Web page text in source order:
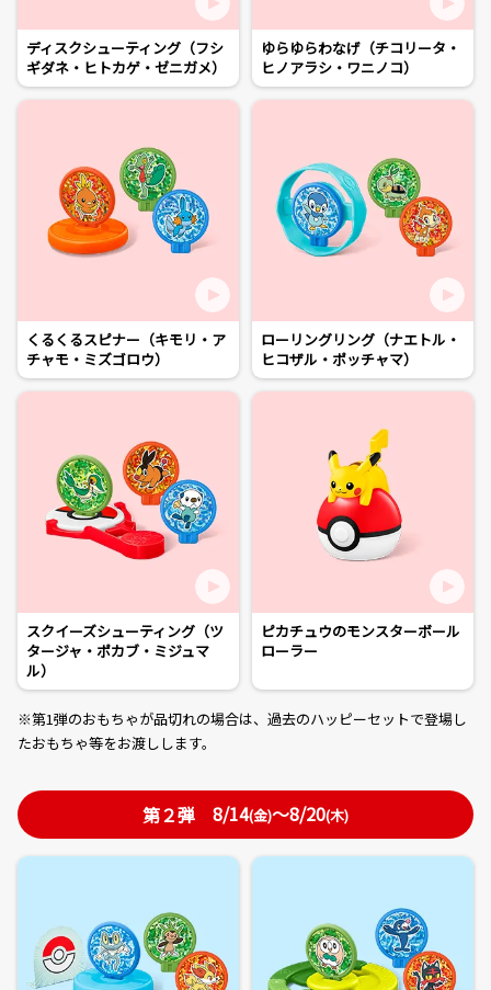
ディスクシューティング（フシ
ギダネ・ヒトカゲ・ゼニガメ）
ゆらゆらわなげ（チコリータ・
ヒノアラシ・ワニノコ）
くるくるスピナー（キモリ・ア
チャモ・ミズゴロウ）
ローリングリング（ナエトル・
ヒコザル・ポッチャマ）
スクイーズシューティング（ツ
タージャ・ポカブ・ミジュマ
ル）
ピカチュウのモンスターボール
ローラー
※第1弾のおもちゃが品切れの場合は、過去のハッピーセットで登場し
たおもちゃ等をお渡しします。
第２弾 8/14(金)～8/20(木)